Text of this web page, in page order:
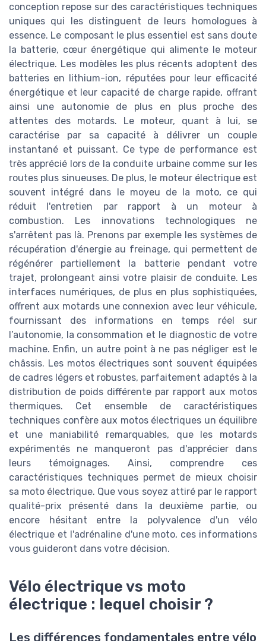
conception repose sur des caractéristiques techniques
uniques qui les distinguent de leurs homologues à
essence. Le composant le plus essentiel est sans doute
la batterie, cœur énergétique qui alimente le moteur
électrique. Les modèles les plus récents adoptent des
batteries en lithium-ion, réputées pour leur efficacité
énergétique et leur capacité de charge rapide, offrant
ainsi une autonomie de plus en plus proche des
attentes des motards. Le moteur, quant à lui, se
caractérise par sa capacité à délivrer un couple
instantané et puissant. Ce type de performance est
très apprécié lors de la conduite urbaine comme sur les
routes plus sinueuses. De plus, le moteur électrique est
souvent intégré dans le moyeu de la moto, ce qui
réduit l'entretien par rapport à un moteur à
combustion. Les innovations technologiques ne
s'arrêtent pas là. Prenons par exemple les systèmes de
récupération d'énergie au freinage, qui permettent de
régénérer partiellement la batterie pendant votre
trajet, prolongeant ainsi votre plaisir de conduite. Les
interfaces numériques, de plus en plus sophistiquées,
offrent aux motards une connexion avec leur véhicule,
fournissant des informations en temps réel sur
l’autonomie, la consommation et le diagnostic de votre
machine. Enfin, un autre point à ne pas négliger est le
châssis. Les motos électriques sont souvent équipées
de cadres légers et robustes, parfaitement adaptés à la
distribution de poids différente par rapport aux motos
thermiques. Cet ensemble de caractéristiques
techniques confère aux motos électriques un équilibre
et une maniabilité remarquables, que les motards
expérimentés ne manqueront pas d'apprécier dans
leurs témoignages. Ainsi, comprendre ces
caractéristiques techniques permet de mieux choisir
sa moto électrique. Que vous soyez attiré par le rapport
qualité-prix présenté dans la deuxième partie, ou
encore hésitant entre la polyvalence d'un vélo
électrique et l'adrénaline d'une moto, ces informations
vous guideront dans votre décision.
Vélo électrique vs moto
électrique : lequel choisir ?
Les différences fondamentales entre vélo